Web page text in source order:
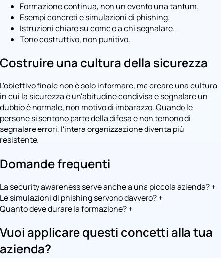
Formazione continua, non un evento una tantum.
Esempi concreti e simulazioni di phishing.
Istruzioni chiare su come e a chi segnalare.
Tono costruttivo, non punitivo.
Costruire una cultura della sicurezza
L'obiettivo finale non è solo informare, ma creare una cultura
in cui la sicurezza è un'abitudine condivisa e segnalare un
dubbio è normale, non motivo di imbarazzo. Quando le
persone si sentono parte della difesa e non temono di
segnalare errori, l'intera organizzazione diventa più
resistente.
Domande frequenti
La security awareness serve anche a una piccola azienda?+
Le simulazioni di phishing servono davvero?+
Quanto deve durare la formazione?+
Vuoi applicare questi concetti alla tua
azienda?